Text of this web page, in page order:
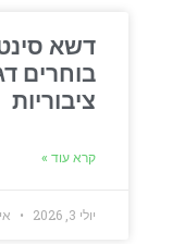
דשא
בוחרים
ציבוריות
קרא עוד »
יולי 3, 2026